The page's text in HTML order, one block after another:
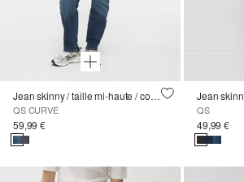
Jean skinny / taille mi-haute / coupe skinny
QS CURVE
59,99 €
QS
49,99 €